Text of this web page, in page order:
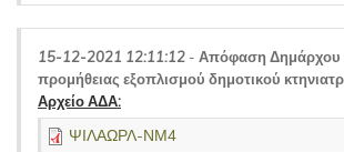
15-12-2021 12:11:12 - Απόφαση Δημάρχου
προμήθειας εξοπλισμού δημοτικού
Αρχείο ΑΔΑ:
ΨΙΛΑΩΡΛ-ΝΜ4